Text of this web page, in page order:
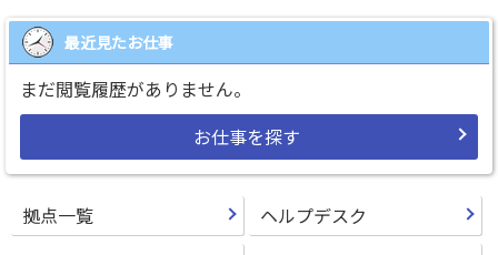
最近見たお仕事
まだ閲覧履歴がありません。
お仕事を探す
拠点一覧
ヘルプデスク